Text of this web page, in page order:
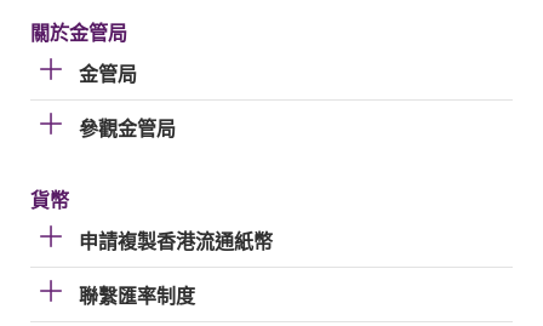
關於金管局
金管局
參觀金管局
貨幣
申請複製香港流通紙幣
聯繫匯率制度